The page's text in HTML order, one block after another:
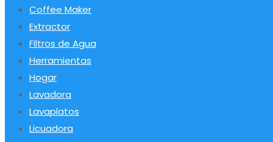
Coffee Maker
Extractor
Filtros de Agua
Herramientas
Hogar
Lavadora
Lavaplatos
Licuadora